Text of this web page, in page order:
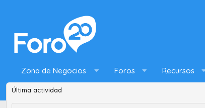
Zona de Negocios Foros Recursos
Última actividad